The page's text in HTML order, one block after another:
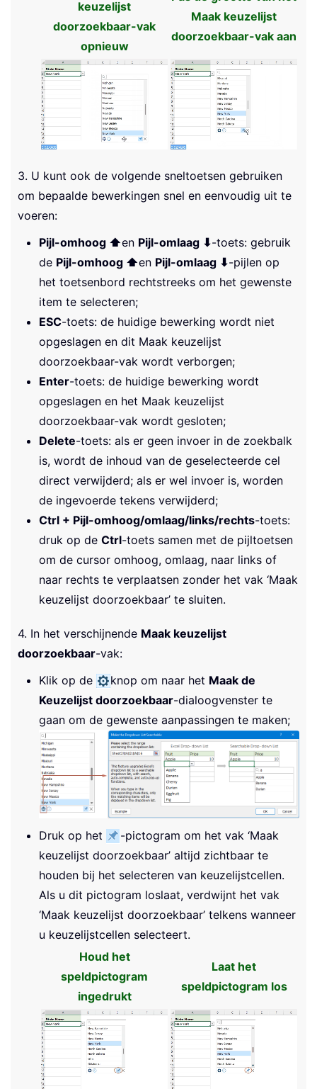
keuzelijst
doorzoekbaar-vak
opnieuw
Maak keuzelijst
doorzoekbaar-vak aan
3. U kunt ook de volgende sneltoetsen gebruiken
om bepaalde bewerkingen snel en eenvoudig uit te
voeren:
Pijl-omhoog ⬆en Pijl-omlaag ⬇-toets: gebruik
de Pijl-omhoog ⬆en Pijl-omlaag ⬇-pijlen op
het toetsenbord rechtstreeks om het gewenste
item te selecteren;
ESC-toets: de huidige bewerking wordt niet
opgeslagen en dit Maak keuzelijst
doorzoekbaar-vak wordt verborgen;
Enter-toets: de huidige bewerking wordt
opgeslagen en het Maak keuzelijst
doorzoekbaar-vak wordt gesloten;
Delete-toets: als er geen invoer in de zoekbalk
is, wordt de inhoud van de geselecteerde cel
direct verwijderd; als er wel invoer is, worden
de ingevoerde tekens verwijderd;
Ctrl + Pijl-omhoog/omlaag/links/rechts-toets:
druk op de Ctrl-toets samen met de pijltoetsen
om de cursor omhoog, omlaag, naar links of
naar rechts te verplaatsen zonder het vak ‘Maak
keuzelijst doorzoekbaar’ te sluiten.
4. In het verschijnende Maak keuzelijst
doorzoekbaar-vak:
Klik op de
knop om naar het Maak de
Keuzelijst doorzoekbaar-dialoogvenster te
gaan om de gewenste aanpassingen te maken;
Druk op het
-pictogram om het vak ‘Maak
keuzelijst doorzoekbaar’ altijd zichtbaar te
houden bij het selecteren van keuzelijstcellen.
Als u dit pictogram loslaat, verdwijnt het vak
‘Maak keuzelijst doorzoekbaar’ telkens wanneer
u keuzelijstcellen selecteert.
Houd het
speldpictogram
ingedrukt
Laat het
speldpictogram los